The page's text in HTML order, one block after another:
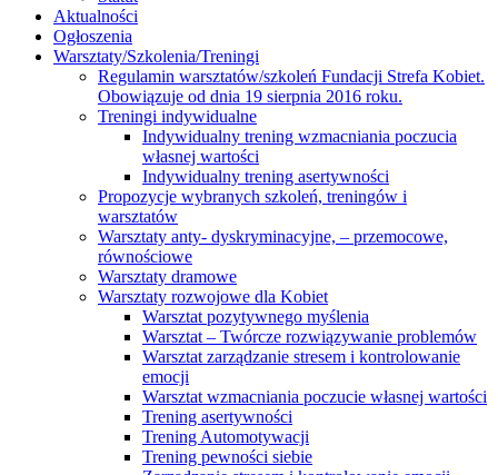
Aktualności
Ogłoszenia
Warsztaty/Szkolenia/Treningi
Regulamin warsztatów/szkoleń Fundacji Strefa Kobiet.
Obowiązuje od dnia 19 sierpnia 2016 roku.
Treningi indywidualne
Indywidualny trening wzmacniania poczucia
własnej wartości
Indywidualny trening asertywności
Propozycje wybranych szkoleń, treningów i
warsztatów
Warsztaty anty- dyskryminacyjne, – przemocowe,
równościowe
Warsztaty dramowe
Warsztaty rozwojowe dla Kobiet
Warsztat pozytywnego myślenia
Warsztat – Twórcze rozwiązywanie problemów
Warsztat zarządzanie stresem i kontrolowanie
emocji
Warsztat wzmacniania poczucie własnej wartości
Trening asertywności
Trening Automotywacji
Trening pewności siebie